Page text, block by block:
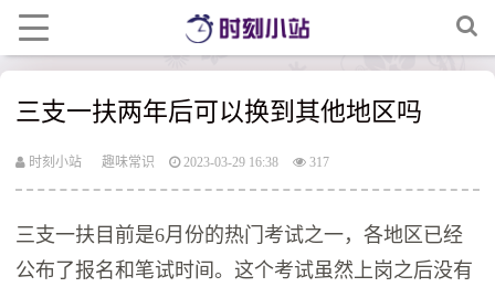
三支一扶两年后可以换到其他地区吗
时刻小站 趣味常识 2023-03-29 16:38 317
三支一扶目前是6月份的热门考试之一，各地区已经
公布了报名和笔试时间。这个考试虽然上岗之后没有